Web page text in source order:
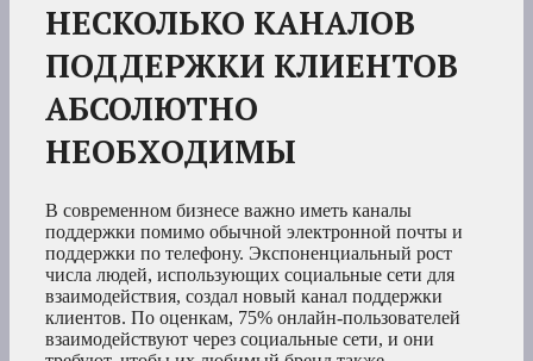
НЕСКОЛЬКО КАНАЛОВ
ПОДДЕРЖКИ КЛИЕНТОВ
АБСОЛЮТНО
НЕОБХОДИМЫ
В современном бизнесе важно иметь каналы
поддержки помимо обычной электронной почты и
поддержки по телефону. Экспоненциальный рост
числа людей, использующих социальные сети для
взаимодействия, создал новый канал поддержки
клиентов. По оценкам, 75% онлайн-пользователей
взаимодействуют через социальные сети, и они